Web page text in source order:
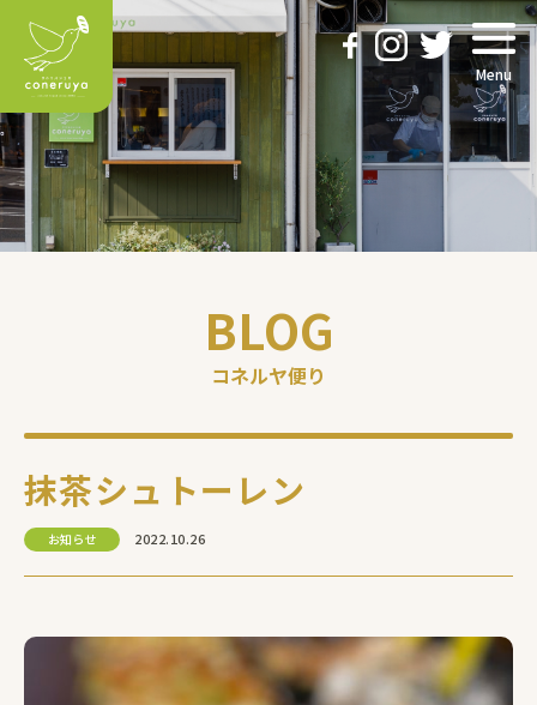
Menu
BLOG
コネルヤ便り
抹茶シュトーレン
お知らせ 2022.10.26